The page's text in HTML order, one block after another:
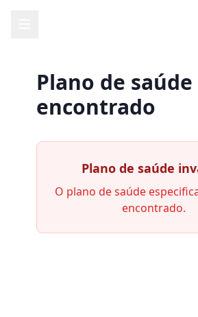
Plano de
encontrado
Plano de saúde
O plano de saúde
encontrado.